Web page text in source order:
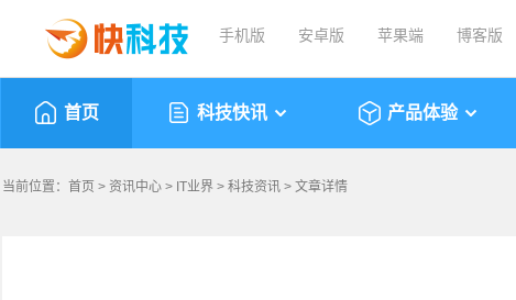
手机版 安卓版 苹果端 博客版
首页 科技快讯 产品体验
当前位置： 首页 > 资讯中心 > IT业界 > 科技资讯 > 文章详情